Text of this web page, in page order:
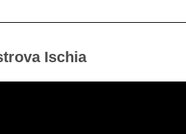
Ischia